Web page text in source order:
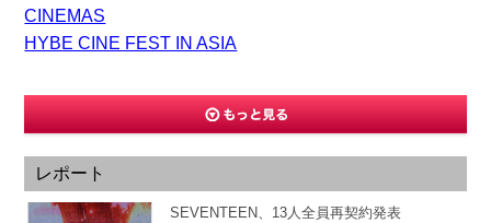
CINEMAS
HYBE CINE FEST IN ASIA
レポート
SEVENTEEN、13人全員再契約発表